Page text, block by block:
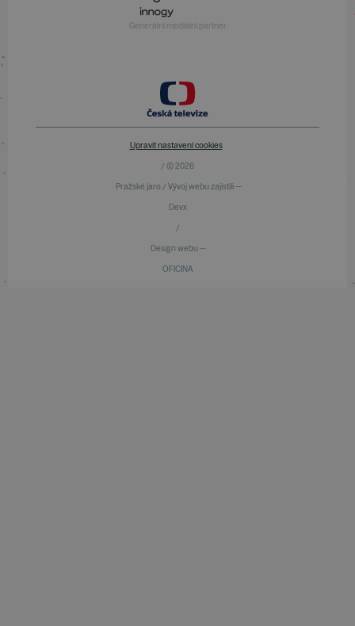
Generální mediální partner
Upravit nastavení cookies
/ © 2026
Pražské jaro / Vývoj webu zajistili —
Devx
/
Design webu —
OFICINA